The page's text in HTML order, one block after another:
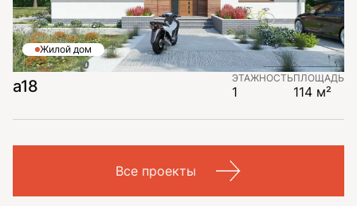
Жилой дом
a18 ЭТАЖНОСТЬ
1
ПЛОЩАДЬ
114 м²
Все проекты